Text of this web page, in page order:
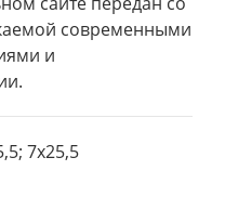
современными
и
7х25,5